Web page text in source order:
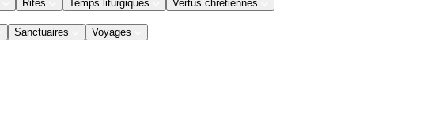
Rites Temps liturgiques Vertus chrétiennes
Sanctuaires Voyages